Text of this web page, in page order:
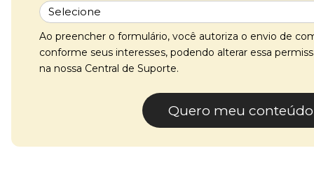
Ao preencher o formulário, você autoriza o envio de
conforme seus interesses, podendo alterar essa
na nossa Central de Suporte.
Quero meu